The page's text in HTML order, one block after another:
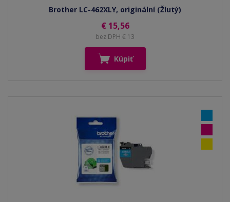
Brother LC-462XLY, originální (Žlutý)
€ 15,56
bez DPH € 13
Kúpiť